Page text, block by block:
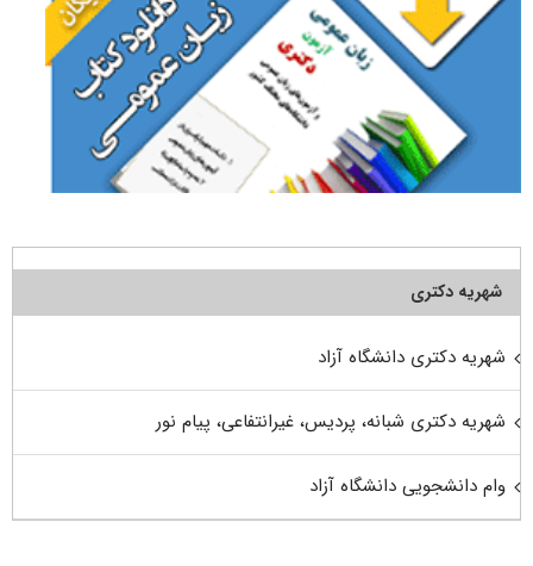
شهریه دکتری
شهریه دکتری دانشگاه آزاد
شهریه دکتری شبانه، پردیس، غیرانتفاعی، پیام نور
وام دانشجویی دانشگاه آزاد